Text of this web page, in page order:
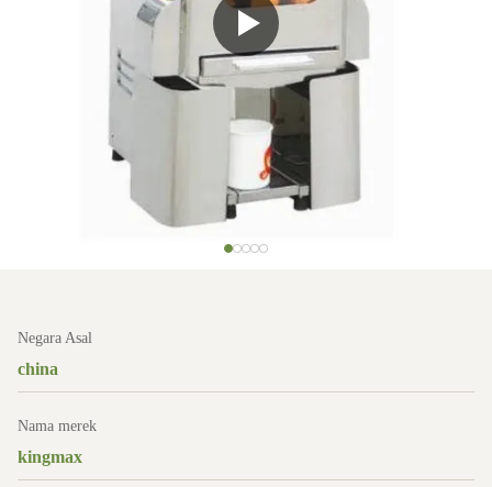
Negara Asal
china
Nama merek
kingmax